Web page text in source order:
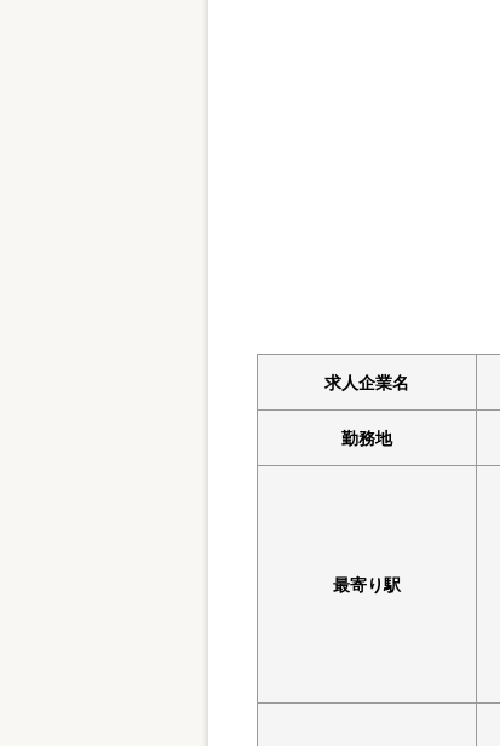
求人企業名
勤務地
最寄り駅